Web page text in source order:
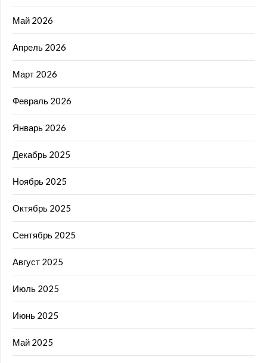
Май 2026
Апрель 2026
Март 2026
Февраль 2026
Январь 2026
Декабрь 2025
Ноябрь 2025
Октябрь 2025
Сентябрь 2025
Август 2025
Июль 2025
Июнь 2025
Май 2025